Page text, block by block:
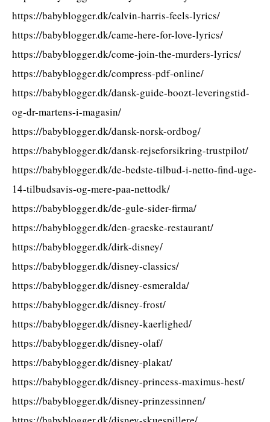
https://babyblogger.dk/calvin-harris-feels-lyrics/
https://babyblogger.dk/came-here-for-love-lyrics/
https://babyblogger.dk/come-join-the-murders-lyrics/
https://babyblogger.dk/compress-pdf-online/
https://babyblogger.dk/dansk-guide-boozt-leveringstid-
og-dr-martens-i-magasin/
https://babyblogger.dk/dansk-norsk-ordbog/
https://babyblogger.dk/dansk-rejseforsikring-trustpilot/
https://babyblogger.dk/de-bedste-tilbud-i-netto-find-uge-
14-tilbudsavis-og-mere-paa-nettodk/
https://babyblogger.dk/de-gule-sider-firma/
https://babyblogger.dk/den-graeske-restaurant/
https://babyblogger.dk/dirk-disney/
https://babyblogger.dk/disney-classics/
https://babyblogger.dk/disney-esmeralda/
https://babyblogger.dk/disney-frost/
https://babyblogger.dk/disney-kaerlighed/
https://babyblogger.dk/disney-olaf/
https://babyblogger.dk/disney-plakat/
https://babyblogger.dk/disney-princess-maximus-hest/
https://babyblogger.dk/disney-prinzessinnen/